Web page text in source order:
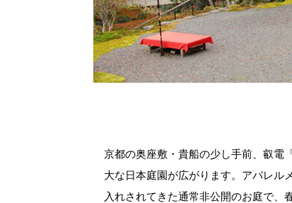
京都の奥座敷・貴船の少し手前、叡電
大な日本庭園が広がります。アパレル
入れされてきた通常非公開のお庭で、